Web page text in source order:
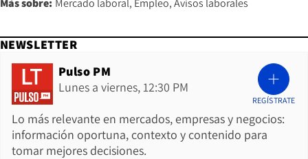
NEWSLETTER
Pulso PM
Lunes a viernes, 12:30 PM
Lo más relevante en mercados, empresas y negocios:
información oportuna, contexto y contenido para
tomar mejores decisiones.
REGÍSTRATE